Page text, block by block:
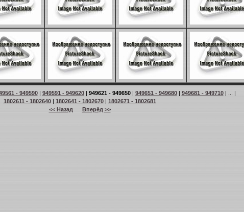
- 949590| 949591 - 949620| 949621 - 949650| 949651 - 949680| 949681 - 949710| ... |
1802611 - 1802640| 1802641 - 1802670| 1802671 - 1802681
<< Назад
Вперёд >>